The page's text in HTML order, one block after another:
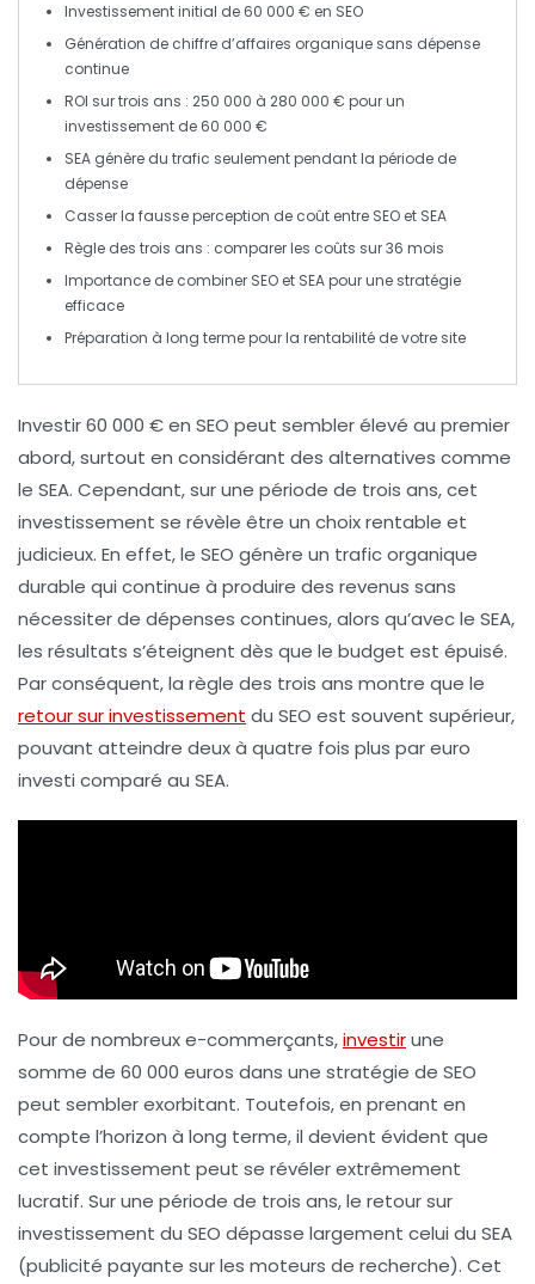
Investissement initial de 60 000 € en SEO
Génération de chiffre d’affaires organique sans dépense
continue
ROI sur trois ans : 250 000 à 280 000 € pour un
investissement de 60 000 €
SEA génère du trafic seulement pendant la période de
dépense
Casser la fausse perception de coût entre SEO et SEA
Règle des trois ans : comparer les coûts sur 36 mois
Importance de combiner SEO et SEApour une stratégie
efficace
Préparation à long terme pour la rentabilité de votre site
Investir60 000 € en SEO peut sembler élevé au premier
abord, surtout en considérant des alternatives comme
le SEA. Cependant, sur une période de trois ans, cet
investissement se révèle être un choixrentable et
judicieux. En effet, le SEO génère un trafic organique
durable qui continue à produire des revenus sans
nécessiter de dépenses continues, alors qu’avec le SEA,
les résultats s’éteignent dès que le budget est épuisé.
Par conséquent, la règle des trois ans montre que le
retour sur investissement du SEO est souvent supérieur,
pouvant atteindre deux à quatre fois plus par euro
investi comparé au SEA.
Pour de nombreux e-commerçants,investirune
somme de 60 000 euros dans une stratégie de SEO
peut sembler exorbitant. Toutefois, en prenant en
compte l’horizon à long terme, il devient évident que
cet investissement peut se révéler extrêmement
lucratif. Sur une période de trois ans, le retour sur
investissement du SEO dépasse largement celui du SEA
(publicité payante sur les moteurs de recherche). Cet